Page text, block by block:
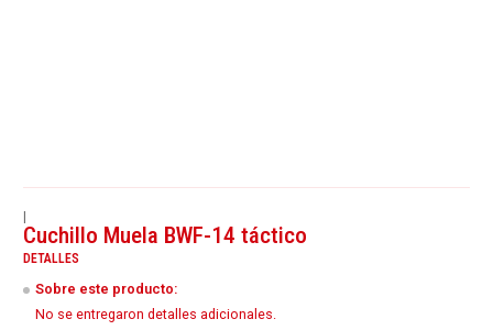
|
Cuchillo Muela BWF-14 táctico
DETALLES
Sobre este producto:
No se entregaron detalles adicionales.